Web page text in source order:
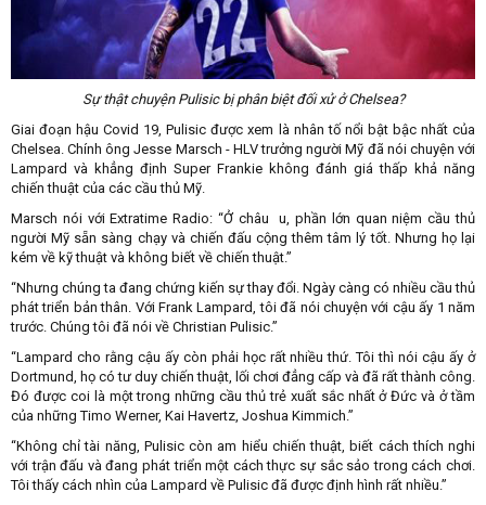
Sự thật chuyện Pulisic bị phân biệt đối xử ở Chelsea?
Giai đoạn hậu Covid 19, Pulisic được xem là nhân tố nổi bật bậc nhất của
Chelsea. Chính ông Jesse Marsch - HLV trưởng người Mỹ đã nói chuyện với
Lampard và khẳng định Super Frankie không đánh giá thấp khả năng
chiến thuật của các cầu thủ Mỹ.
Marsch nói với Extratime Radio: “Ở châu u, phần lớn quan niệm cầu thủ
người Mỹ sẵn sàng chạy và chiến đấu cộng thêm tâm lý tốt. Nhưng họ lại
kém về kỹ thuật và không biết về chiến thuật.”
“Nhưng chúng ta đang chứng kiến sự thay đổi. Ngày càng có nhiều cầu thủ
phát triển bản thân. Với Frank Lampard, tôi đã nói chuyện với cậu ấy 1 năm
trước. Chúng tôi đã nói về Christian Pulisic.”
“Lampard cho rằng cậu ấy còn phải học rất nhiều thứ. Tôi thì nói cậu ấy ở
Dortmund, họ có tư duy chiến thuật, lối chơi đẳng cấp và đã rất thành công.
Đó được coi là một trong những cầu thủ trẻ xuất sắc nhất ở Đức và ở tầm
của những Timo Werner, Kai Havertz, Joshua Kimmich.”
“Không chỉ tài năng, Pulisic còn am hiểu chiến thuật, biết cách thích nghi
với trận đấu và đang phát triển một cách thực sự sắc sảo trong cách chơi.
Tôi thấy cách nhìn của Lampard về Pulisic đã được định hình rất nhiều.”